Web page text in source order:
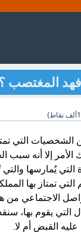
المغتصب
نقاط)
التي
الأمر إلا أنه
التي يُمارسها
التي تمتاز بها
الاجتماعي
التي يقوم بها،
القبض أم لا.